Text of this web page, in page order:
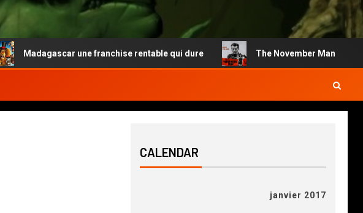
Madagascar une franchise rentable qui dure The November Man
CALENDAR
janvier 2017